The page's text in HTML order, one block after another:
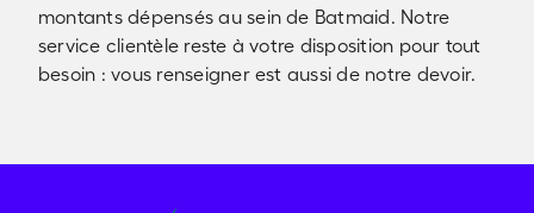
montants dépensés au sein de Batmaid. Notre
service clientèle reste à votre disposition pour tout
besoin : vous renseigner est aussi de notre devoir.